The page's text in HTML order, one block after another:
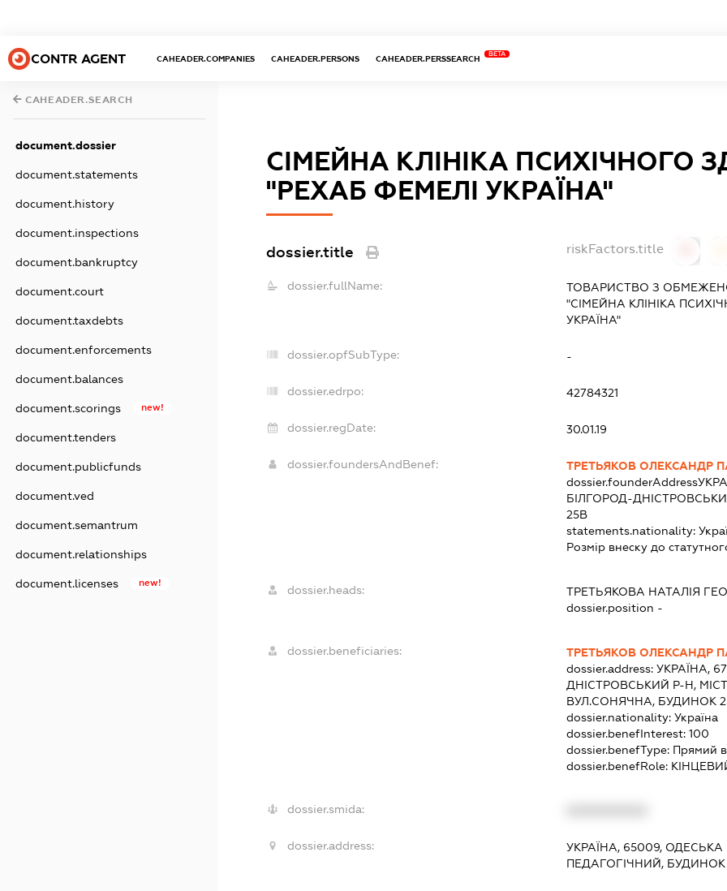
CONTR AGENT CAHEADER.COMPANIES CAHEADER.PERSONS CAHEADER.PERSSEARCH
BETA
CAHEADER.SEARCH
document.dossier
document.statements
document.history
document.inspections
document.bankruptcy
document.court
document.taxdebts
document.enforcements
document.balances
document.scorings new!
document.tenders
document.publicfunds
document.ved
document.semantrum
document.relationships
document.licenses new!
СІМЕЙНА КЛІНІКА ПСИХІЧНОГО
"РЕХАБ ФЕМЕЛІ УКРАЇНА"
dossier.title riskFactors.title
dossier.fullName:
ТОВАРИСТВО З
"СІМЕЙНА КЛІНІКА
УКРАЇНА"
dossier.opfSubType: -
dossier.edrpo: 42784321
dossier.regDate: 30.01.19
dossier.foundersAndBenef:
ТРЕТЬЯКОВ ОЛЕКСАНДР
dossier.founderAddress
БІЛГОРОД-
25В
statements.nationality:
Розмір внеску до
dossier.heads: ТРЕТЬЯКОВА НАТАЛІЯ
dossier.position -
dossier.beneficiaries:
ТРЕТЬЯКОВ ОЛЕКСАНДР
dossier.address:УКРАЇНА,
ДНІСТРОВСЬКИЙ Р-Н,
ВУЛ.СОНЯЧНА, БУДИНОК
dossier.nationality:Україна
dossier.benefInterest:100
dossier.benefType: Прямий
dossier.benefRole:
dossier.smida:
dossier.address:
УКРАЇНА, 65009,
ПЕДАГОГІЧНИЙ, БУДИНОК